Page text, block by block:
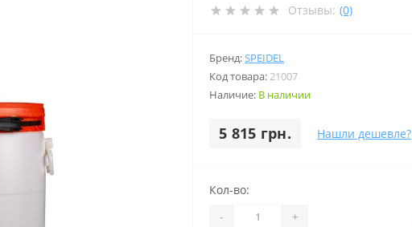
Отзывы: (0)
Бренд:SPEIDEL
Код товара:21007
Наличие: В наличии
5 815 грн. Нашли дешевле?
Кол-во:
- +